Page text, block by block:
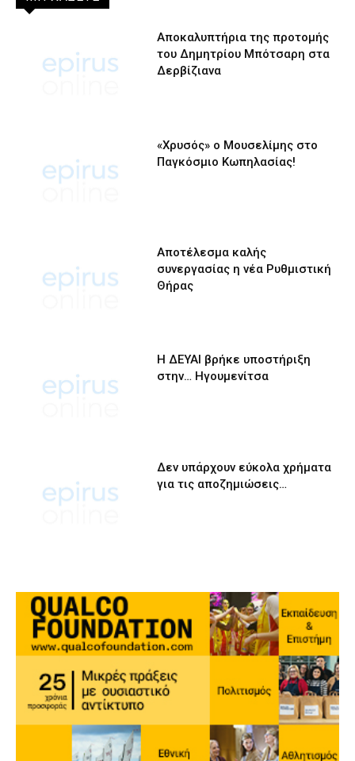
Αποκαλυπτήρια της προτομής
του Δημητρίου Μπότσαρη στα
Δερβίζιανα
«Χρυσός» ο Μουσελίμης στο
Παγκόσμιο Κωπηλασίας!
Αποτέλεσμα καλής
συνεργασίας η νέα Ρυθμιστική
Θήρας
Η ΔΕΥΑΙ βρήκε υποστήριξη
στην… Ηγουμενίτσα
Δεν υπάρχουν εύκολα χρήματα
για τις αποζημιώσεις…